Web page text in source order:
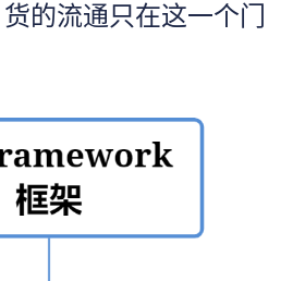
的流通只在这一个门